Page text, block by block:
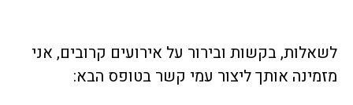
לשאלות, בקשות ובירור על אירועים קרובים, אני
מזמינה אותך ליצור עמי קשר בטופס הבא: